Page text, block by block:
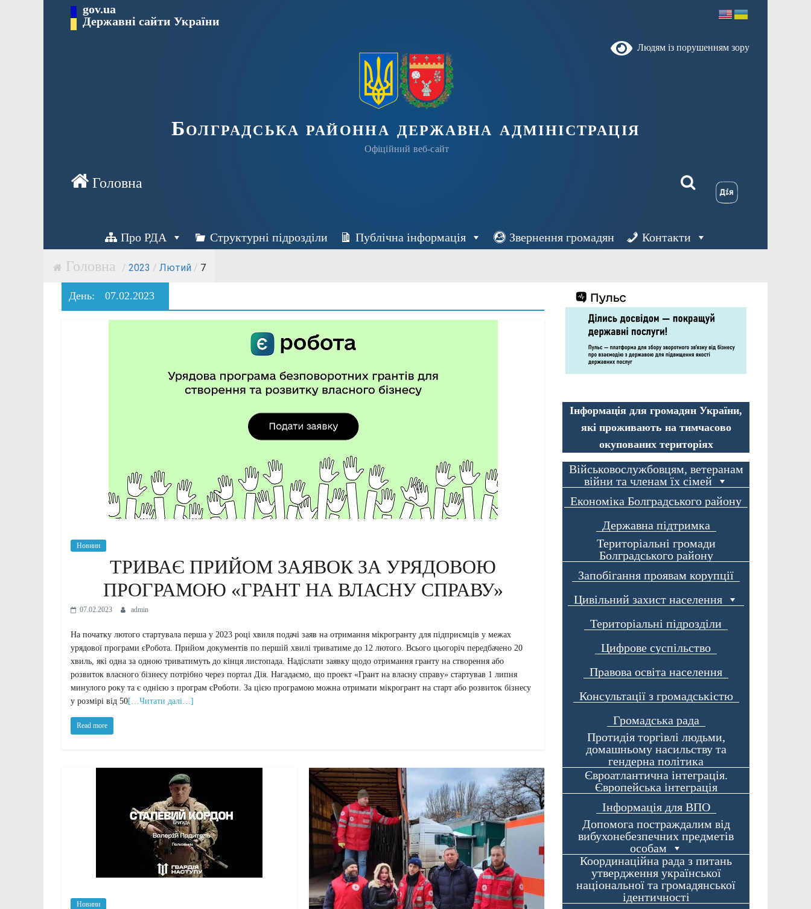
Перейти gov.ua
Державні сайти України
Людям із порушенням зору
Болградська районна державна адміністрація
Офіційний веб-сайт
Про РДА Структурні підрозділи Публічна інформація Звернення громадян Контакти
/ 2023 / Лютий / 7
День: 07.02.2023
Новини
ТРИВАЄ ПРИЙОМ ЗАЯВОК ЗА УРЯДОВОЮ
ПРОГРАМОЮ «ГРАНТ НА ВЛАСНУ СПРАВУ»
07.02.2023 admin
На початку лютого стартувала перша у 2023 році хвиля подачі заяв на отримання мікрогранту для підприємців у межах
урядової програми єРобота. Прийом документів по першій хвилі триватиме до 12 лютого. Всього цьогоріч передбачено 20
хвиль, які одна за одною триватимуть до кінця листопада. Надіслати заявку щодо отримання гранту на створення або
розвиток власного бізнесу потрібно через портал Дія. Нагадаємо, що проект «Грант на власну справу» стартував 1 липня
минулого року та є однією з програм єРоботи. За цією програмою можна отримати мікрогрант на старт або розвиток бізнесу
у розмірі від 50[…Читати далі…]
Read more
Новини
Інформація для громадян України,
які проживають на тимчасово
окупованих територіях
Військовослужбовцям, ветеранам
війни та членам їх сімей
Економіка Болградського району
Державна підтримка
Територіальні громади
Болградського району
Запобігання проявам корупції
Цивільний захист населення
Територіальні підрозділи
Цифрове суспільство
Правова освіта населення
Консультації з громадськістю
Громадська рада
Протидія торгівлі людьми,
домашньому насильству та
гендерна політика
Євроатлантична інтеграція.
Європейська інтеграція
Інформація для ВПО
Допомога постраждалим від
вибухонебезпечних предметів
особам
Координаційна рада з питань
утвердження української
національної та громадянської
ідентичності